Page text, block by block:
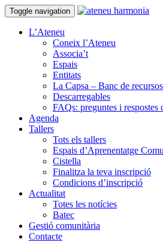
Toggle navigation
L’Ateneu
Coneix l’Ateneu
Associa’t
Espais
Entitats
La Capsa – Banc de recursos
Descarregables
FAQs: preguntes i respostes
Agenda
Tallers
Tots els tallers
Espais d’Aprenentatge
Cistella
Finalitza la teva inscripció
Condicions d’inscripció
Actualitat
Totes les notícies
Batec
Gestió comunitària
Contacte